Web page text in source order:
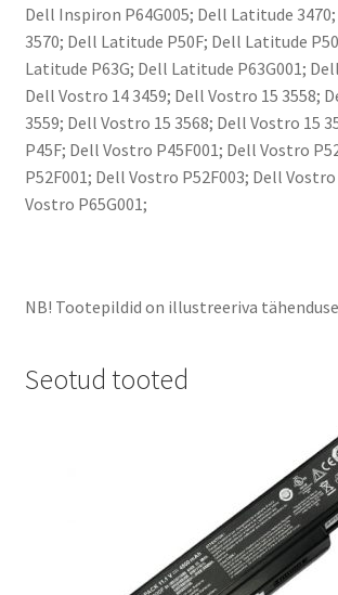
Dell Inspiron P64G005; Dell Latitude
3570; Dell Latitude P50F; Dell Latitude
Latitude P63G; Dell Latitude P63G001;
Dell Vostro 14 3459; Dell Vostro 15 3558;
3559; Dell Vostro 15 3568; Dell Vostro 15
P45F; Dell Vostro P45F001; Dell Vostro
P52F001; Dell Vostro P52F003; Dell
Vostro P65G001;
NB! Tootepildid on illustreeriva
Seotud tooted